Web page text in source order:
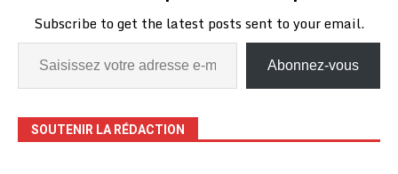
Subscribe to get the latest posts sent to your email.
Abonnez-vous
SOUTENIR LA RÉDACTION